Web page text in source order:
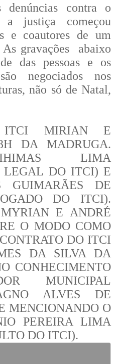
contra o
justiça começou
e coautores de um
gravações abaixo
das pessoas e os
negociados nos
não só de Natal,
ITCI MIRIAN E
DA MADRUGA.
LIMA
LEGAL DO ITCI) E
GUIMARÃES DE
DO ITCI).
E ANDRÉ
O MODO COMO
DO ITCI
DA SILVA DA
CONHECIMENTO
MUNICIPAL
ALVES DE
MENCIONANDO O
PEREIRA LIMA
DO ITCI).